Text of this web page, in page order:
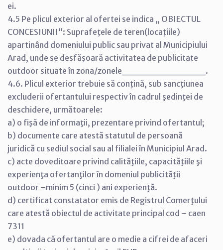
ei.
4.5 Pe plicul exterior al ofertei se indica „ OBIECTUL
CONCESIUNII”: Suprafeţele de teren(locaţiile)
apartinând domeniului public sau privat al Municipiului
Arad, unde se desfăşoară activitatea de publicitate
outdoor situate în zona/zonele____________.
4.6. Plicul exterior trebuie să conţină, sub sancţiunea
excluderii ofertantului respectiv în cadrul şedinţei de
deschidere, următoarele:
a) o fişă de informaţii, prezentare privind ofertantul;
b) documente care atestă statutul de persoană
juridică cu sediul social sau al filialei în Municipiul Arad.
c) acte doveditoare privind calităţiile, capacităţiile şi
experienţa ofertanţilor în domeniul publicităţii
outdoor –minim 5 (cinci ) ani experienţă.
d) certificat constatator emis de Registrul Comerţului
care atestă obiectul de activitate principal cod – caen
7311
e) dovada că ofertantul are o medie a cifrei de afaceri